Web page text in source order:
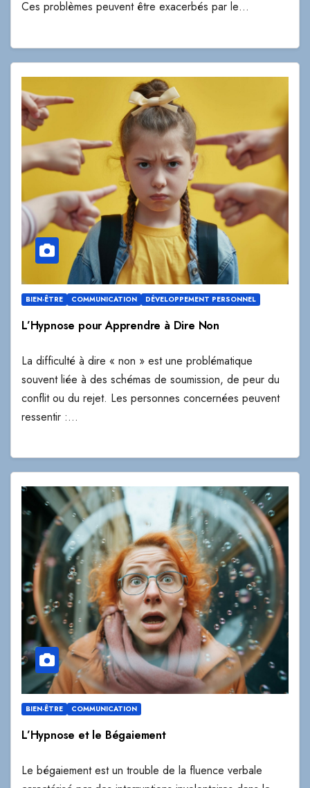
Ces problèmes peuvent être exacerbés par le…
BIEN-ÊTRE COMMUNICATION DÉVELOPPEMENT PERSONNEL
L’Hypnose pour Apprendre à Dire Non
La difficulté à dire « non » est une problématique
souvent liée à des schémas de soumission, de peur du
conflit ou du rejet. Les personnes concernées peuvent
ressentir :…
BIEN-ÊTRE COMMUNICATION
L’Hypnose et le Bégaiement
Le bégaiement est un trouble de la fluence verbale